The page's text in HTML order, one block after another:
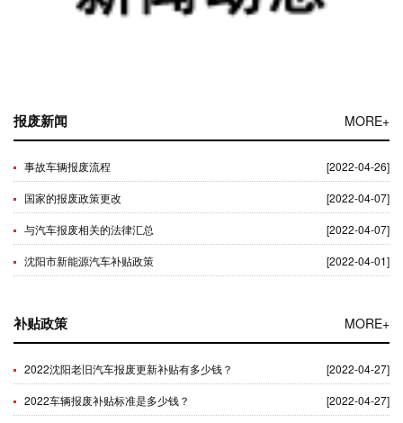
报废新闻 MORE+
[2022-04-26]
事故车辆报废流程
[2022-04-07]
国家的报废政策更改
[2022-04-07]
与汽车报废相关的法律汇总
[2022-04-01]
沈阳市新能源汽车补贴政策
补贴政策 MORE+
[2022-04-27]
2022沈阳老旧汽车报废更新补贴有多少钱？
[2022-04-27]
2022车辆报废补贴标准是多少钱？